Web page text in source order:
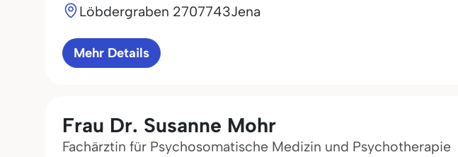
Löbdergraben 2707743Jena
Mehr Details
Frau Dr. Susanne Mohr
Fachärztin für Psychosomatische Medizin und Psychotherapie